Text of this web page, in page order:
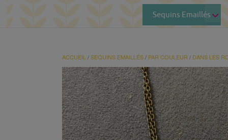
Sequins Emaillés
ACCUEIL /SEQUINS EMAILLÉS/ PAR COULEUR / DANS LES